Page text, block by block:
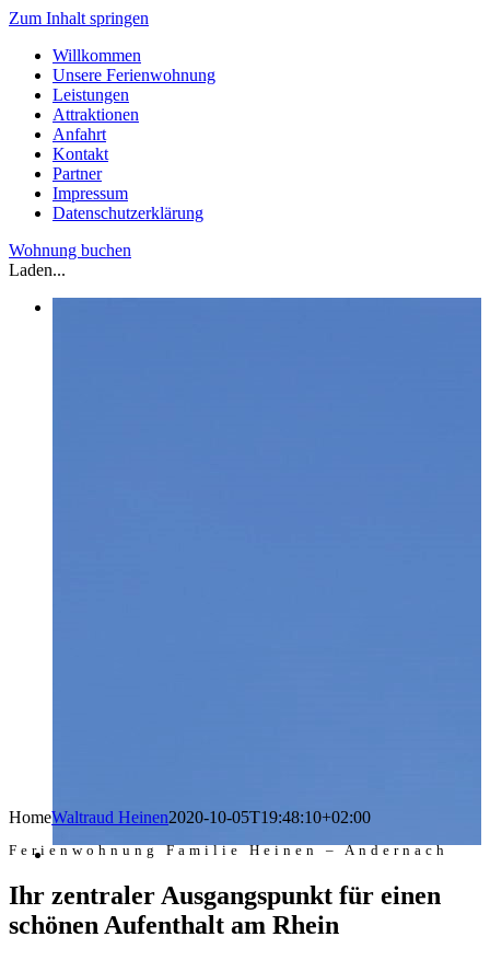
Zum Inhalt springen
Willkommen
Unsere Ferienwohnung
Leistungen
Attraktionen
Anfahrt
Kontakt
Partner
Impressum
Datenschutzerklärung
Wohnung buchen
Laden...
HomeWaltraud Heinen2020-10-05T19:48:10+02:00
Ferienwohnung Familie Heinen – Andernach
Ihr zentraler Ausgangspunkt für einen
schönen Aufenthalt am Rhein